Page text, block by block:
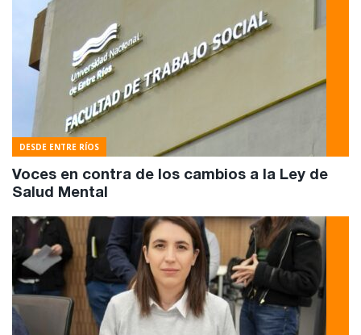
DESDE ENTRE RÍOS
Voces en contra de los cambios a la Ley de
Salud Mental